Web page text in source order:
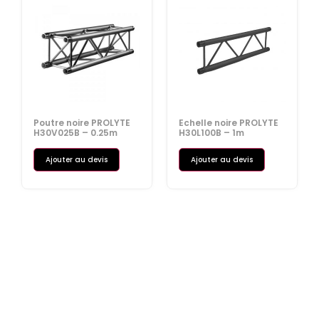
Poutre noire PROLYTE
H30V025B – 0.25m
Ajouter au devis
Echelle noire PROLYTE
H30L100B – 1m
Ajouter au devis